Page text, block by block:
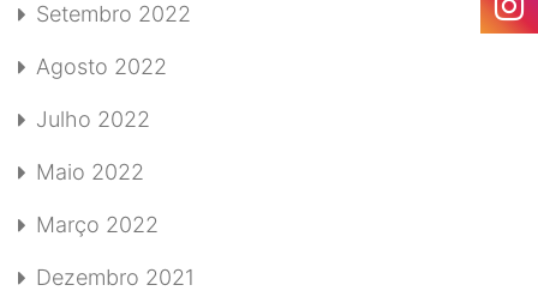
Setembro 2022
Agosto 2022
Julho 2022
Maio 2022
Março 2022
Dezembro 2021